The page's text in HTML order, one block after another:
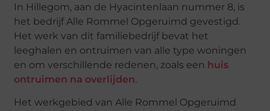
In Hillegom, aan de Hyacintenlaan nummer 8, is
het bedrijf Alle Rommel Opgeruimd gevestigd.
Het werk van dit familiebedrijf bevat het
leeghalen en ontruimen van alle type woningen
en om verschillende redenen, zoals een huis
ontruimen na overlijden.
Het werkgebied van Alle Rommel Opgeruimd